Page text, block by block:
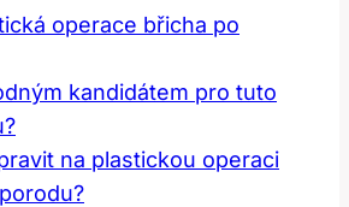
operace břicha po
kandidátem pro tuto
na plastickou operaci